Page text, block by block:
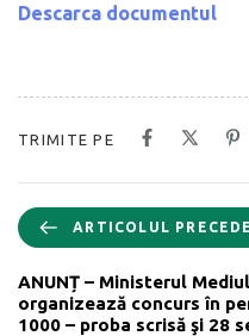
Descarca documentul
TRIMITE PE
ARTICOLUL
ANUNȚ – Ministerul
organizează concurs în
1000 – proba scrisă şi 28